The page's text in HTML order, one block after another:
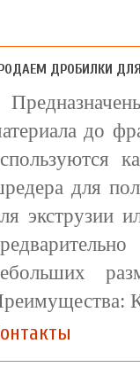
ДРОБИЛКИ
до
для
экструзии